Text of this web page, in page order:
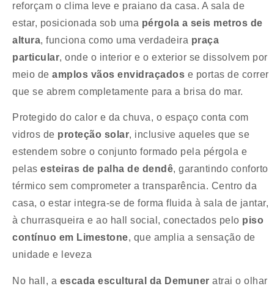
reforçam o clima leve e praiano da casa. A sala de
estar, posicionada sob uma pérgola a seis metros de
altura, funciona como uma verdadeira praça
particular, onde o interior e o exterior se dissolvem por
meio de amplos vãos envidraçados e portas de correr
que se abrem completamente para a brisa do mar.
Protegido do calor e da chuva, o espaço conta com
vidros de proteção solar, inclusive aqueles que se
estendem sobre o conjunto formado pela pérgola e
pelas esteiras de palha de dendê, garantindo conforto
térmico sem comprometer a transparência. Centro da
casa, o estar integra-se de forma fluida à sala de jantar,
à churrasqueira e ao hall social, conectados pelo piso
contínuo em Limestone, que amplia a sensação de
unidade e leveza
No hall, a escada escultural da Demuner atrai o olhar